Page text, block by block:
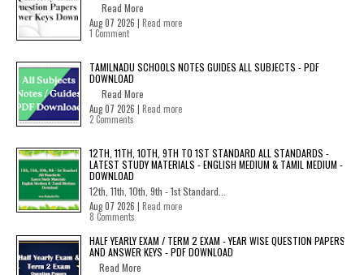
Read More
Aug 07 2026 | Read more
1 Comment
TAMILNADU SCHOOLS NOTES GUIDES ALL SUBJECTS - PDF
DOWNLOAD
Read More
Aug 07 2026 | Read more
2 Comments
12TH, 11TH, 10TH, 9TH TO 1ST STANDARD ALL STANDARDS -
LATEST STUDY MATERIALS - ENGLISH MEDIUM & TAMIL MEDIUM -
DOWNLOAD
12th, 11th, 10th, 9th - 1st Standard...
Aug 07 2026 | Read more
8 Comments
HALF YEARLY EXAM / TERM 2 EXAM - YEAR WISE QUESTION PAPERS
AND ANSWER KEYS - PDF DOWNLOAD
Read More